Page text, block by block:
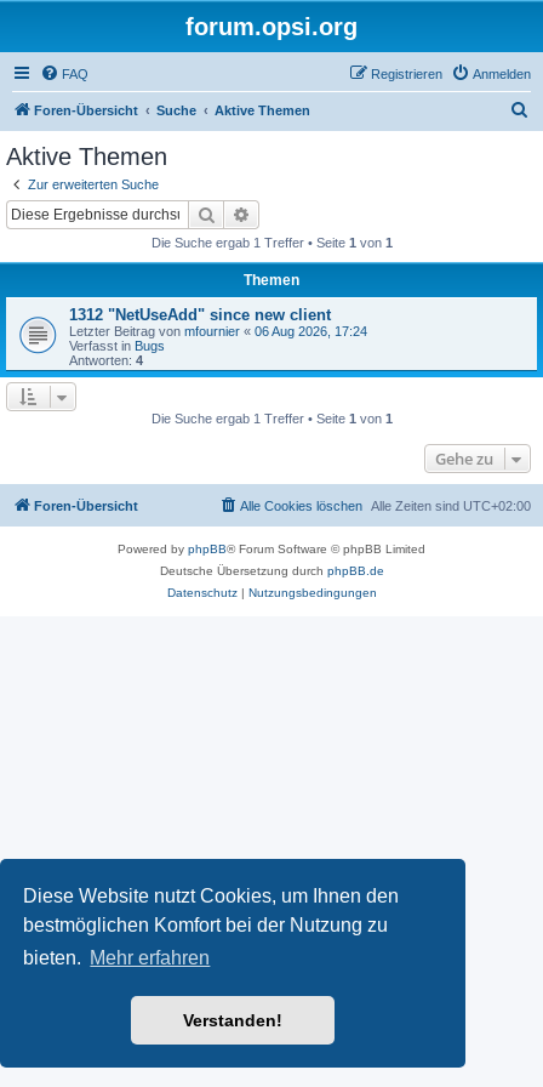
Diese Website nutzt Cookies, um Ihnen den
bestmöglichen Komfort bei der Nutzung zu
bieten. Mehr erfahren
Verstanden!
forum.opsi.org
FAQ Anmelden
Registrieren
Foren-Übersicht Suche Aktive Themen
Aktive Themen
Zur erweiterten Suche
Suche
Die Suche ergab 1 Treffer • Seite 1 von 1
Themen
1312 "NetUseAdd" since new client
Letzter Beitrag von mfournier « 06 Aug 2026, 17:24
Verfasst in Bugs
Antworten: 4
Die Suche ergab 1 Treffer • Seite 1 von 1
Gehe zu
Foren-Übersicht Alle Zeiten sind UTC+02:00
Alle Cookies löschen
Powered by phpBB® Forum Software © phpBB Limited
Deutsche Übersetzung durch phpBB.de
Datenschutz| Nutzungsbedingungen